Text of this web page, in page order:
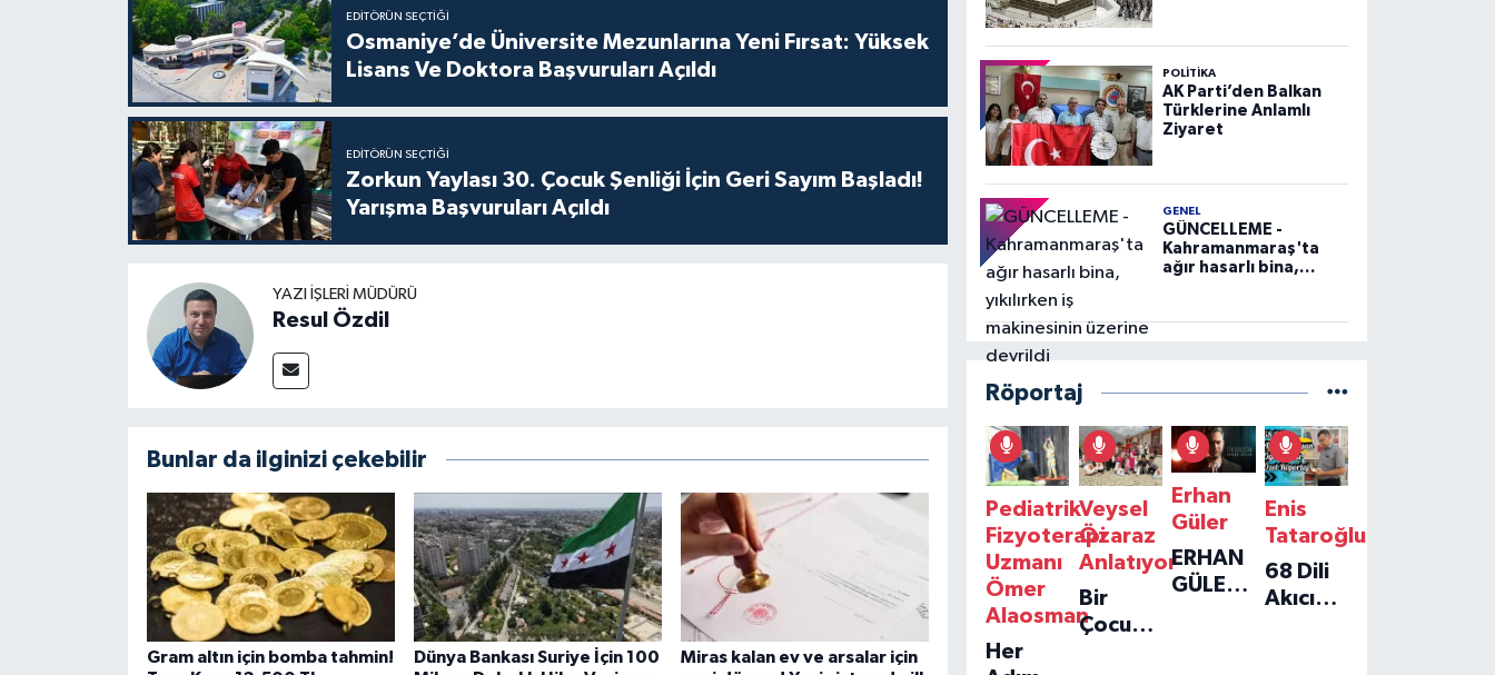
EDITÖRÜN SEÇTIĞI
Osmaniye’de Üniversite Mezunlarına Yeni Fırsat: Yüksek
Lisans Ve Doktora Başvuruları Açıldı
EDITÖRÜN SEÇTIĞI
Zorkun Yaylası 30. Çocuk Şenliği İçin Geri Sayım Başladı!
Yarışma Başvuruları Açıldı
YAZI İŞLERI MÜDÜRÜ
Resul Özdil
Bunlar da ilginizi çekebilir
Gram altın için bomba tahmin!
Dünya Bankası Suriye İçin 100
Miras kalan ev ve arsalar için
POLITIKA
AK Parti’den Balkan
Türklerine Anlamlı
Ziyaret
GENEL
GÜNCELLEME -
Kahramanmaraş'ta
ağır hasarlı bina,
devrildi
Röportaj
Pediatrik
Fizyoterapi
Uzmanı
Ömer
Alaosman
Her
Veysel
Özaraz
Anlatıyor
Bir
Çocuğun
Erhan
Güler
ERHAN
GÜLER'IN
Enis
Tataroğlu
68 Dili
Akıcı